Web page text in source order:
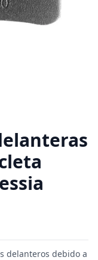
delanteros debido a